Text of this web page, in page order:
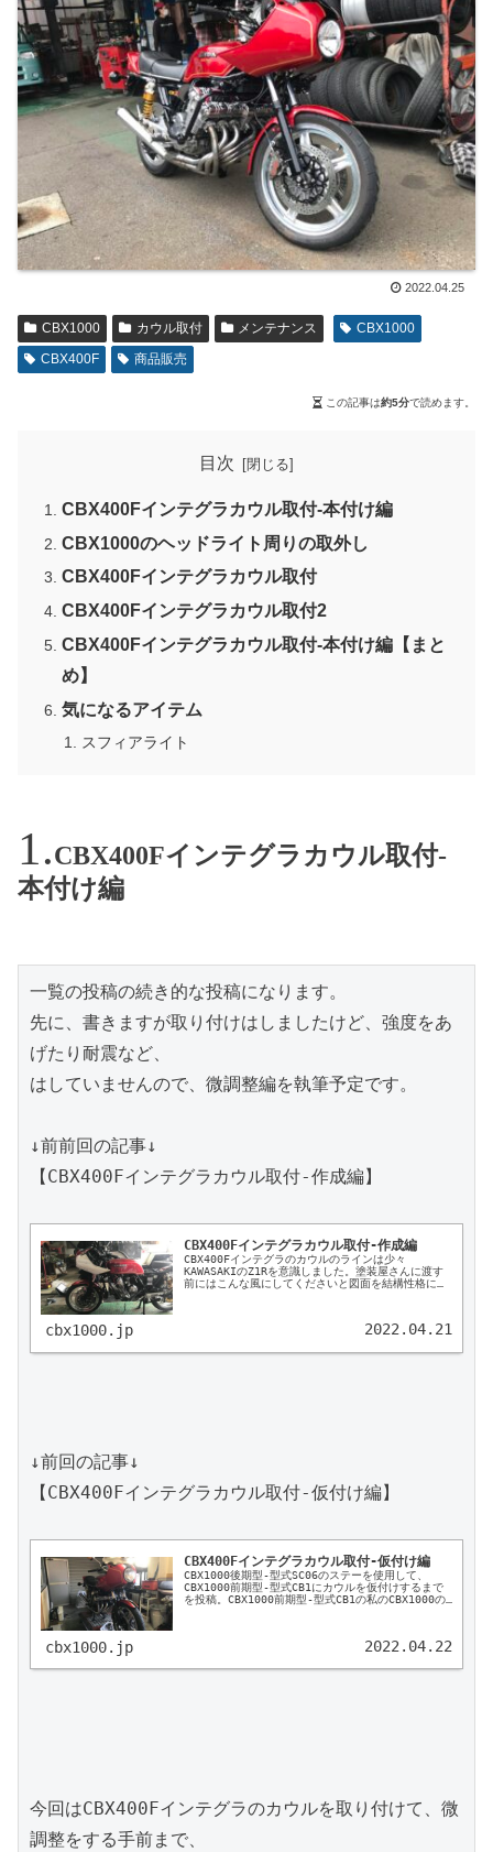
2022.04.25
CBX1000 カウル取付 メンテナンス
CBX1000
CBX400F
商品販売
この記事は約5分で読めます。
目次
CBX400Fインテグラカウル取付-本付け編
CBX1000のヘッドライト周りの取外し
CBX400Fインテグラカウル取付
CBX400Fインテグラカウル取付2
CBX400Fインテグラカウル取付-本付け編【まと
め】
気になるアイテム
スフィアライト
CBX400Fインテグラカウル取付-
本付け編
一覧の投稿の続き的な投稿になります。
先に、書きますが取り付けはしましたけど、強度をあ
げたり耐震など、
はしていませんので、微調整編を執筆予定です。
↓前前回の記事↓
【CBX400Fインテグラカウル取付-作成編】
CBX400Fインテグラカウル取付-作成編
CBX400Fインテグラのカウルのラインは少々
KAWASAKIのZ1Rを意識しました。塗装屋さんに渡す
前にはこんな風にしてくださいと図面を結構性格に書
cbx1000.jp 2022.04.21
↓前回の記事↓
【CBX400Fインテグラカウル取付-仮付け編】
CBX400Fインテグラカウル取付-仮付け編
CBX1000後期型-型式SC06のステーを使用して、
CBX1000前期型-型式CB1にカウルを仮付けするまで
を投稿。CBX1000前期型-型式CB1の私のCBX1000の
cbx1000.jp 2022.04.22
今回はCBX400Fインテグラのカウルを取り付けて、微
調整をする手前まで、